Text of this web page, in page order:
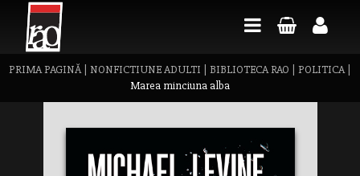
PRIMA PAGINĂ| NONFICTIUNE ADULTI BIBLIOTECA RAO POLITICA|
Marea minciuna alba